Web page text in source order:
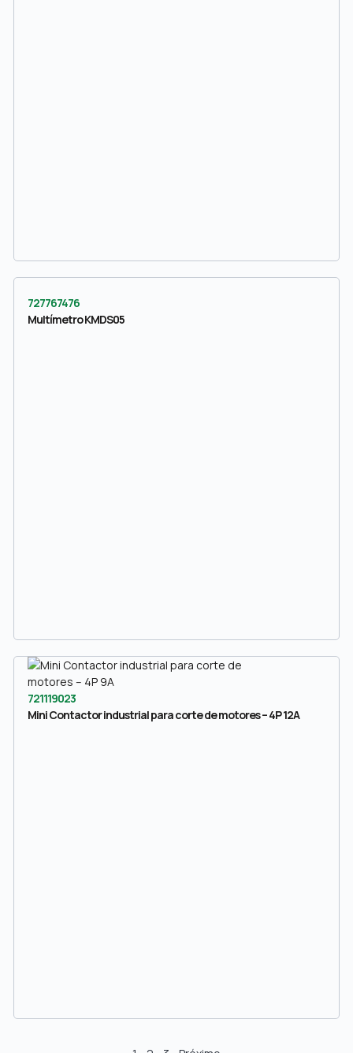
727767476
Multímetro KMDS05
721119023
Mini Contactor industrial para corte de motores – 4P 12A